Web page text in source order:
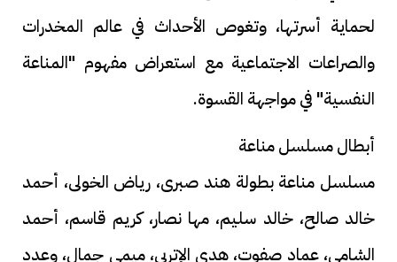
لحماية أسرتها، وتغوص الأحداث في عالم المخدرات
والصراعات الاجتماعية مع استعراض مفهوم "المناعة
النفسية" في مواجهة القسوة.
أبطال مسلسل مناعة
مسلسل مناعة بطولة هند صبرى، رياض الخولى، أحمد
خالد صالح، خالد سليم، مها نصار، كريم قاسم، أحمد
الشامى، عماد صفوت، هدى الإتربى، ميمى جمال، وعدد